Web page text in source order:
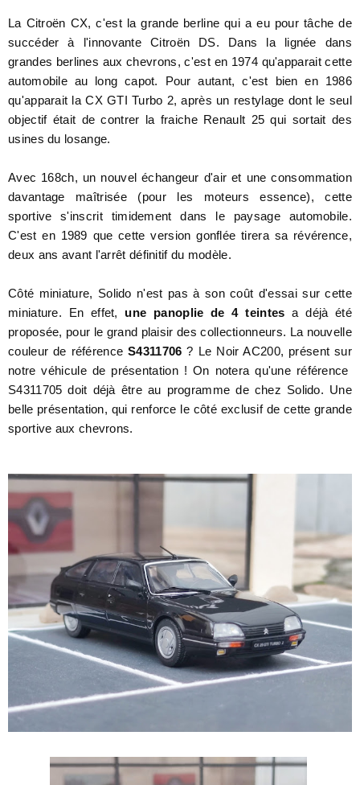
La Citroën CX, c'est la grande berline qui a eu pour tâche de
succéder à l'innovante Citroën DS. Dans la lignée dans
grandes berlines aux chevrons, c'est en 1974 qu'apparait cette
automobile au long capot. Pour autant, c'est bien en 1986
qu'apparait la CX GTI Turbo 2, après un restylage dont le seul
objectif était de contrer la fraiche Renault 25 qui sortait des
usines du losange.
Avec 168ch, un nouvel échangeur d'air et une consommation
davantage maîtrisée (pour les moteurs essence), cette
sportive s'inscrit timidement dans le paysage automobile.
C'est en 1989 que cette version gonflée tirera sa révérence,
deux ans avant l'arrêt définitif du modèle.
Côté miniature, Solido n'est pas à son coût d'essai sur cette
miniature. En effet, une panoplie de 4 teintes a déjà été
proposée, pour le grand plaisir des collectionneurs. La nouvelle
couleur de référenceS4311706 ? Le Noir AC200, présent sur
notre véhicule de présentation ! On notera qu'une référence
S4311705 doit déjà être au programme de chez Solido. Une
belle présentation, qui renforce le côté exclusif de cette grande
sportive aux chevrons.